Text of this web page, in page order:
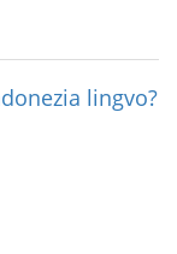
lingvo?